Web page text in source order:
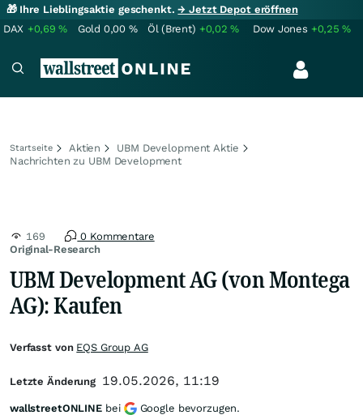
🎁 Ihre Lieblingsaktie geschenkt.→ Jetzt Depot eröffnen
DAX +0,69% Gold 0,00 % Öl (Brent) +0,02% Dow Jones +0,25%
Startseite Aktien
UBM Development Aktie
Nachrichten zu UBM Development
Original-Research
169 0 Kommentare
UBM Development AG (von Montega
AG): Kaufen
Verfasst von EQS Group AG
Letzte Änderung 19.05.2026, 11:19
wallstreetONLINE bei Google bevorzugen.